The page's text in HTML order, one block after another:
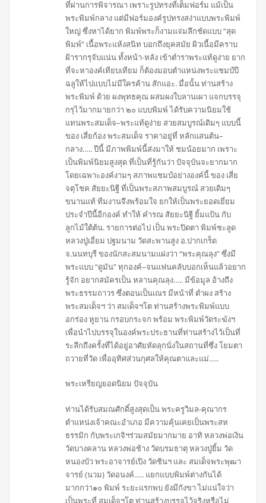
ที่ผ่านการพิจารณา เพราะรูปทรงที่เต็มฟอร์ม แม้เป็น
พระพิมพ์กลาง แต่มีฟอร์มองค์รูปทรงสง่าแบบพระพิมพ์
ใหญ่ ซึ่งหาได้ยาก พิมพ์พระก็งามแจ่มลึกชัดแบบ “สุด
พิมพ์” เนื้อพระแห้งสนิท บอกถึงยุคสมัย ผิวเนื้อมีคราบ
ฝ้ารากรุจับแน่น ทั้งหน้า-หลัง เข้าตำราพระแท้ดูง่าย ยาก
ที่จะหาองค์เทียบเทียม ก็ต้องมอบตำแหน่งพระแชมป์ปี
ฉลูให้ไปแบบไม่มีใครค้าน สักแอะ. มื่อนั้น ท่านสร้าง
พระพิมพ์ ด้วย ผงพุทธคุณ ผสมผงใบลานเผา แจกบรรจุ
กรุไว้มากมายกว่า ๒๐ แบบพิมพ์ ได้รับความนิยมใช้
แทนพระสมเด็จ–พระแท้ดูง่าย สวยสมบูรณ์เดิมๆ แบบนี้
ของ เสี่ยก้อง พระสมเด็จ ราคาอยู่ที่ หลักแสนต้น–
กลาง….. ปีนี้ มีภาพพิมพ์นี้ส่งมาให้ ชมน้อยมาก เพราะ
เป็นพิมพ์นิยมสูงสุด ที่เป็นที่รู้กันว่า ปัจจุบันจะยากมาก
โดยเฉพาะองค์งามๆ สภาพแชมป์อย่างองค์นี้ ของ เสี่ย
จตุโชค สัยยะนิฐี ที่เป็นพระสภาพสมบูรณ์ สวยเดิมๆ
ขนานแท้ ทีมงานจึงพร้อมใจ ยกให้เป็นพระยอดเยี่ยม
ประจำปีนี้อีกองค์ ทำให้ คำรณ สัยยะนิฐี ยิ้มแป้น กับ
ลูกไม้ใต้ต้น. รายการต่อไป เป็น พระปิดตา พิมพ์ชะลูด
หลวงปู่เอี่ยม ปฐมนาม วัดสะพานสูง อ.ปากเกร็ด
จ.นนทบุรี ของนักสะสมนามแฝงว่า “พระคุณลุง” ซึ่งมี
พระแบบ “ดูมัน” ทุกองค์–จนแฟนคลับบอกเห็นแล้วอยาก
รู้จัก อยากสมัครเป็น หลานคุณลุง….. มีข้อมูล อ้างถึง
พระธรรมถาวร ซึ่งตอนเป็นเณร มีหน้าที่ ตำผง สร้าง
พระสมเด็จฯ ว่า สมเด็จฯโต ท่านสร้างพระพิมพ์แบบ
อกร่อง หูยาน กรอบกระจก พร้อม พระพิมพ์วัดระฆังฯ
เพื่อนำไปบรรจุในองค์พระประธานที่ท่านสร้างไว้เป็นที่
ระลึกถึงครั้งที่ได้อยู่อาศัยหัดลุกนั่งในสถานที่ซึ่ง โยมตา
ถวายที่วัด เพื่ออุทิศส่วนกุศลให้คุณตาและแม่…..
พระเหรียญยอดนิยม ปัจจุบัน
ท่านได้รับสมณศักดิ์สูงสุดเป็น พระครูวิมล-คุณากร
ตำแหน่งเจ้าคณะอำเภอ มีความคุ้นเคยเป็นพระสห
ธรรมิก กับพระเกจิฯร่วมสมัยมากมาย อาทิ หลวงพ่อเงิน
วัดบางคลาน หลวงพ่อช้าง วัดบรมธาตุ หลวงปู่ยิ้ม วัด
หนองบัว พระอาจารย์เปิง วัดชินฯ และ สมเด็จพระพุฒา
จารย์ (นวม) วัดอนงค์….. แยกแบบพิมพ์ต่างกันได้
มากกว่า๑๐ พิมพ์ ระยะแรกพบ ยังมีกังขา ไม่แน่ใจว่า
เป็นพระที่ สมเด็จฯโต ท่านสร้างบรรจุไว้จริงหรือไม่